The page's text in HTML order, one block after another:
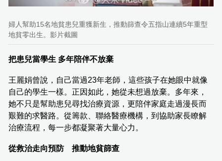
婦人幫助15名地貧患兒重獲新生，推動篩查令五指山連續5年重型
地貧零出生。影片截圖
把患兒當學生 多年陪伴不放棄
王麗娟曾說，自己當過23年老師，這些孩子在她眼中就像
自己的學生一樣。正因如此，她從未想過放棄。多年來，
她不只是幫助患兒尋找治療資源，更陪伴家庭走過漫長而
艱難的求醫路。從籌款、聯絡醫療機構，到協助家長瞭解
治療流程，每一步都凝聚著大量心力。
從救治走向預防 推動地貧篩查